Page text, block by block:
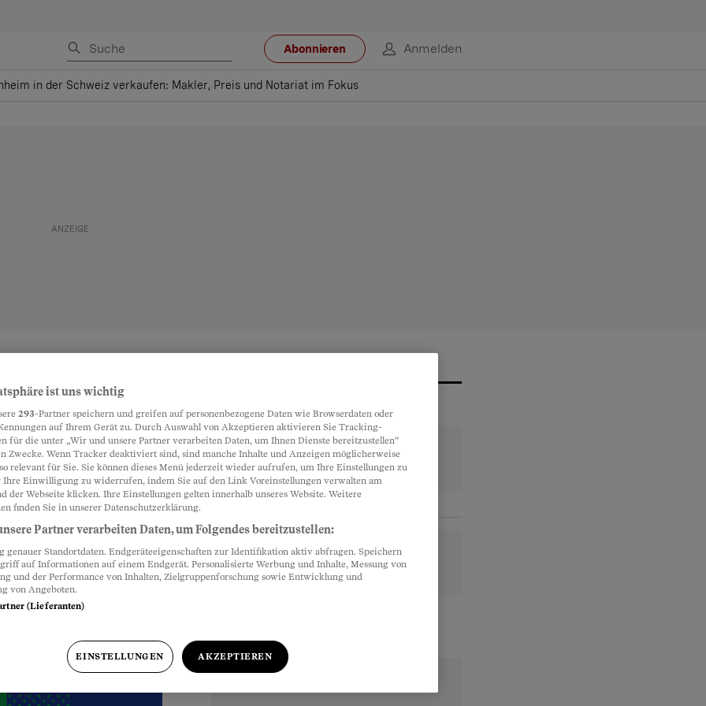
Abonnieren Anmelden
in der Schweiz verkaufen: Makler, Preis und Notariat im Fokus
für den
unsicher, ob wir
beauftragen?
ist uns wichtig
293-Partner speichern und greifen auf personenbezogene Daten wie Browserdaten oder
auf Ihrem Gerät zu. Durch Auswahl von Akzeptieren aktivieren Sie Tracking-
für die unter „Wir und unsere Partner verarbeiten Daten, um Ihnen Dienste bereitzustellen“
Zwecke. Wenn Tracker deaktiviert sind, sind manche Inhalte und Anzeigen möglicherweise
relevant für Sie. Sie können dieses Menü jederzeit wieder aufrufen, um Ihre Einstellungen zu
Ihre Einwilligung zu widerrufen, indem Sie auf den Link Voreinstellungen verwalten am
der Webseite klicken. Ihre Einstellungen gelten innerhalb unseres Website. Weitere
finden Sie in unserer Datenschutzerklärung.
Partner verarbeiten Daten, um Folgendes bereitzustellen:
genauer Standortdaten. Endgeräteeigenschaften zur Identifikation aktiv abfragen. Speichern
auf Informationen auf einem Endgerät. Personalisierte Werbung und Inhalte, Messung von
und der Performance von Inhalten, Zielgruppenforschung sowie Entwicklung und
von Angeboten.
(Lieferanten)
EINSTELLUNGEN AKZEPTIEREN